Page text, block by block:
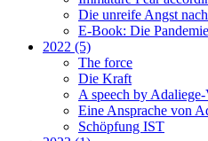
Die unreife Angst
E-Book: Die
2022 (5)
The force
Die Kraft
A speech by
Eine Ansprache von
Schöpfung IST